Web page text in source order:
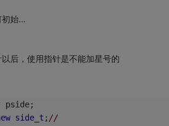
初始…
后，使用指针是不能加星号的
pside;
side_t ; //